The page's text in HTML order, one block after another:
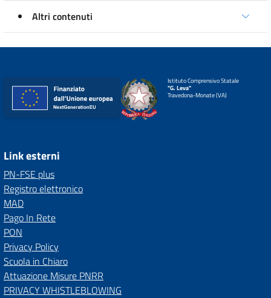
Altri contenuti
Istituto Comprensivo Statale
"G. Leva"
Travedona-Monate (VA)
Link esterni
PN-FSE plus
Registro elettronico
MAD
Pago In Rete
PON
Privacy Policy
Scuola in Chiaro
Attuazione Misure PNRR
PRIVACY WHISTLEBLOWING